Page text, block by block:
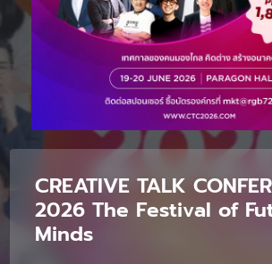
CREATIVE TALK
2026 The Festival of
Minds